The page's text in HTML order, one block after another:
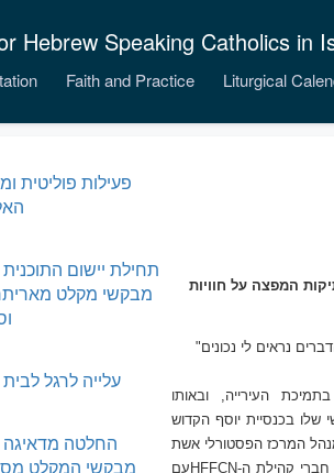
Hebrew Speaking Catholics in
Faith and Practice Liturgical
המפצה על חוויות
"ברזל", כי לאחר כמה שנים אנו מגלים שרכשנו כח ויציבות מסויימים לאחר מבחן הזמן. שני הדברים נראים לי נכונים
העירייה, ובאותו
שלו בכנסיית יוסף הקדוש
המרכז הפסטורלי אשת
HFFCN עם
פעילות פוליטית
תחילת יישום התוכנית
מבקשי מקלט
עלייה לרגל
החלטה מדאיגה
מבקשי המקלט